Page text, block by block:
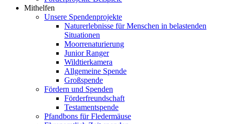
Mithelfen
Unsere Spendenprojekte
Naturerlebnisse für Menschen in belastenden
Situationen
Moorrenaturierung
Junior Ranger
Wildtierkamera
Allgemeine Spende
Großspende
Fördern und Spenden
Förderfreundschaft
Testamentspende
Pfandbons für Fledermäuse